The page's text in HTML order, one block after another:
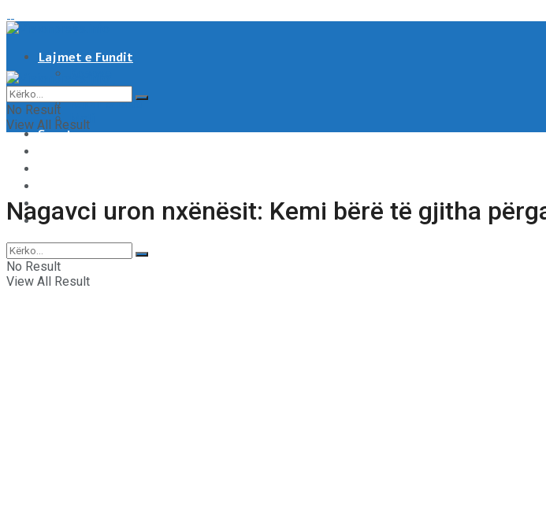
Lajmet e Fundit
Shqipëri
Rajoni & Bota
Moti
Sport
Tech & Auto
Video
No Result
View All Result
No Result
View All Result
Nagavci uron nxënësit: Kemi bërë të gjitha